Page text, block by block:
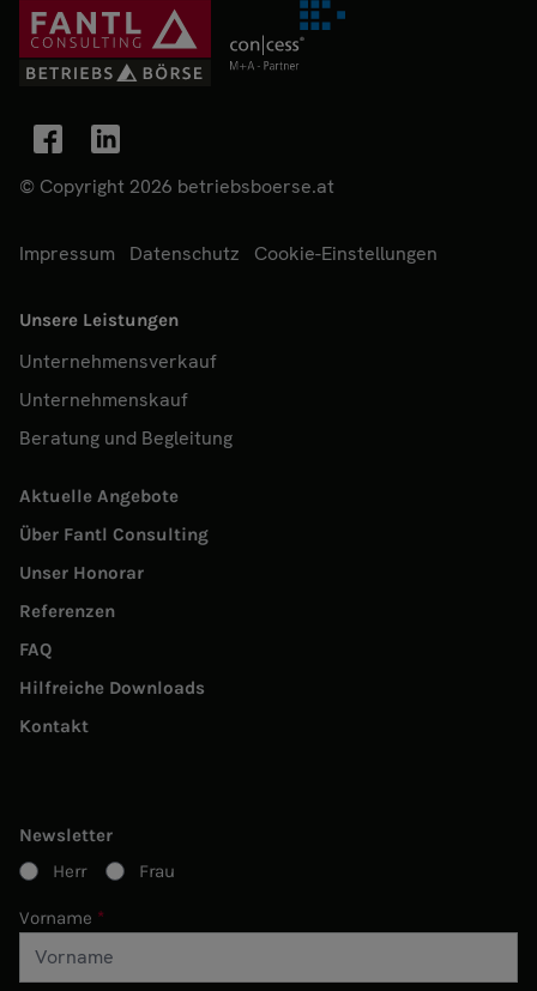
© Copyright 2026 betriebsboerse.at
Impressum Datenschutz Cookie-Einstellungen
Unsere Leistungen
Unternehmensverkauf
Unternehmenskauf
Beratung und Begleitung
Aktuelle Angebote
Über Fantl Consulting
Unser Honorar
Referenzen
FAQ
Hilfreiche Downloads
Kontakt
Newsletter
Herr
Frau
Vorname